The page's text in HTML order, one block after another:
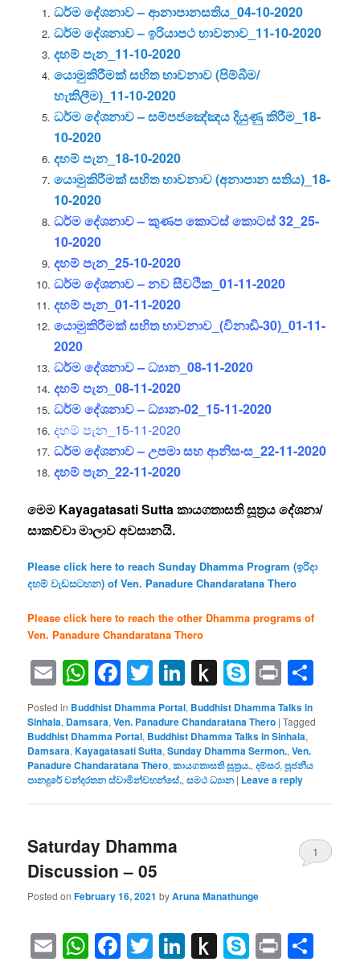
ධර්ම දේශනාව –ආනාපානසතිය_04-10-2020
ධර්ම දේශනාව – ඉරියාපථ භාවනාව_11-10-2020
දහම් පැන_11-10-2020
යොමුකිරීමක් සහිත භාවනාව (පිම්බීම/
හැකිලීම)_11-10-2020
ධර්ම දේශනාව – සම්පජඤේඤය දියුණු කිරීම_18-
10-2020
දහම් පැන_18-10-2020
යොමුකිරීමක් සහිත භාවනාව (අනාපාන සතිය)_18-
10-2020
ධර්ම දේශනාව – කුණප කොටස් කොටස්‌ 32_25-
10-2020
දහම් පැන_25-10-2020
ධර්ම දේශනාව – නව සීවථික_01-11-2020
දහම් පැන_01-11-2020
යොමුකිරීමක් සහිත භාවනාව_(විනාඩි-30)_01-11-
2020
ධර්ම දේශනාව – ධ්‍යාන_08-11-2020
දහම් පැන_08-11-2020
ධර්ම දේශනාව – ධ්‍යාන-02_15-11-2020
දහම් පැන_15-11-2020
ධර්ම දේශනාව – උපමා සහ ආනිසංස_22-11-2020
දහම් පැන_22-11-2020
මෙම Kayagatasati Sutta කායගතාසති සූත්‍රය දේශනා/
සාකච්චා මාලාව අවසානයි.
Please click here to reach Sunday Dhamma Program (ඉරිදා
දහම් වැඩසටහන) of Ven. Panadure Chandaratana Thero
Please click here to reach the other Dhamma programs of
Ven. Panadure Chandaratana Thero
EmailWhatsApp
Facebook
Twitter
LinkedIn
Push
to
Kindle
Skype
Print
Posted in Buddhist Dhamma Portal, Buddhist Dhamma Talks in
Sinhala, Damsara,Ven. Panadure Chandaratana Thero |Tagged
Buddhist Dhamma Portal, Buddhist Dhamma Talks in Sinhala,
Damsara,Kayagatasati Sutta,Sunday Dhamma Sermon.,Ven.
Panadure Chandaratana Thero,කායගතාසති සූත්‍රය.,දම්සර,පූජනීය
පානදුරේ චන්දරතන ස්වාමින්වහන්සේ.,සමථ ධ්‍යාන | Leave a reply
Saturday Dhamma
Discussion – 05
Posted onFebruary 16, 2021 byAruna Manathunge
1
EmailWhatsApp
Facebook
Twitter
LinkedIn
PushSkype
Print